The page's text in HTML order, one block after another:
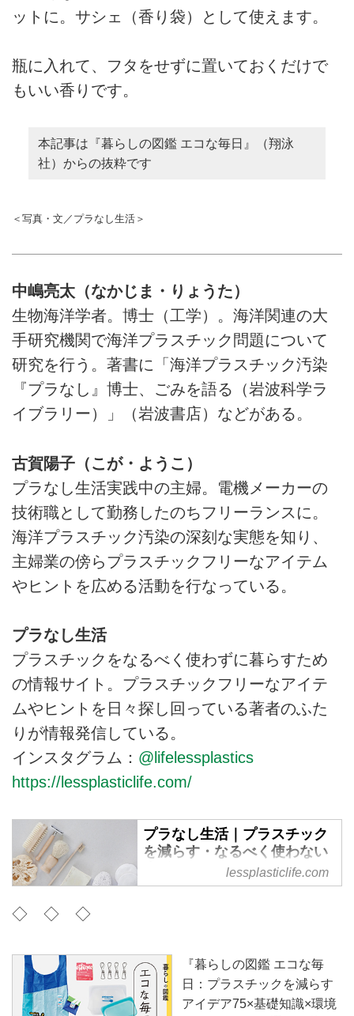
ットに。サシェ（香り袋）として使えます。
瓶に入れて、フタをせずに置いておくだけで
もいい香りです。
本記事は『暮らしの図鑑 エコな毎日』（翔泳
社）からの抜粋です
＜写真・文／プラなし生活＞
中嶋亮太（なかじま・りょうた）
生物海洋学者。博士（工学）。海洋関連の大
手研究機関で海洋プラスチック問題について
研究を行う。著書に「海洋プラスチック汚染
『プラなし』博士、ごみを語る（岩波科学ラ
イブラリー）」（岩波書店）などがある。
古賀陽子（こが・ようこ）
プラなし生活実践中の主婦。電機メーカーの
技術職として勤務したのちフリーランスに。
海洋プラスチック汚染の深刻な実態を知り、
主婦業の傍らプラスチックフリーなアイテム
やヒントを広める活動を行なっている。
プラなし生活
プラスチックをなるべく使わずに暮らすため
の情報サイト。プラスチックフリーなアイテ
ムやヒントを日々探し回っている著者のふた
りが情報発信している。
インスタグラム： @lifelessplastics
https://lessplasticlife.com/
プラなし生活｜プラスチック
を減らす・なるべく使わない
lessplasticlife.com
◇ ◇ ◇
『暮らしの図鑑 エコな毎
日：プラスチックを減らす
アイデア75×基礎知識×環境